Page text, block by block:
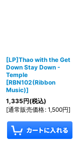
[LP]Thao with the Get
Down Stay Down -
Temple
[RBN102(Ribbon
Music)]
1,335円(税込)
[通常販売価格: 1,500円]